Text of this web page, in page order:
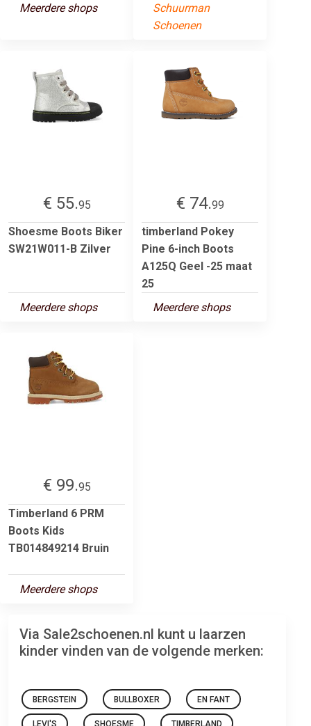
Meerdere shops
Schuurman
Schoenen
€ 55.95
Shoesme Boots Biker
SW21W011-B Zilver
Meerdere shops
€ 74.99
timberland Pokey
Pine 6-inch Boots
A125Q Geel -25 maat
25
Meerdere shops
€ 99.95
Timberland 6 PRM
Boots Kids
TB014849214 Bruin
Meerdere shops
Via Sale2schoenen.nl kunt u laarzen
kinder vinden van de volgende merken:
BERGSTEIN BULLBOXER EN FANT
LEVI'S SHOESME TIMBERLAND